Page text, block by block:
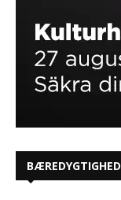
BÆREDYGTIGHED